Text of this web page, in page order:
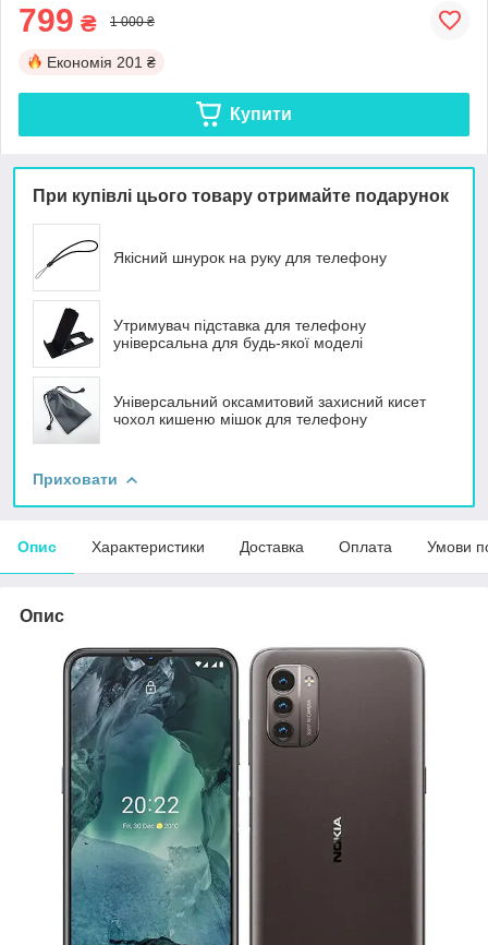
799 ₴ 1 000 ₴
Економія 201 ₴
Купити
При купівлі цього товару отримайте подарунок
Якісний шнурок на руку для телефону
Утримувач підставка для телефону
універсальна для будь-якої моделі
Універсальний оксамитовий захисний кисет
чохол кишеню мішок для телефону
Приховати
Опис Характеристики Доставка Оплата Умови
Опис